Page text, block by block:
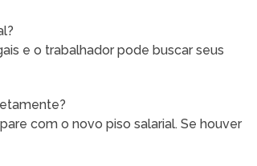
e o trabalhador pode buscar seus
com o novo piso salarial. Se houver